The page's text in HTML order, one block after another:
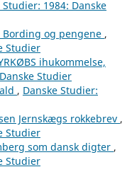
Studier: 1984: Danske
Bording og pengene ,
Studier
ihukommelse,
Studier
, Danske Studier:
Jernskægs rokkebrev ,
Studier
som dansk digter ,
Studier